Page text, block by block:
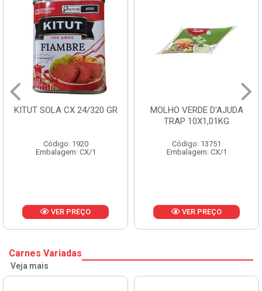
MOLHO VERDE D'AJUDA
Código: 13751
Embalagem: CX/1
VER PREÇO
FRUTAS CRISTALIZADAS
CX 10KG
Código: 1785
Embalagem: KG/10
VER PREÇO
Carnes Variadas
Veja mais